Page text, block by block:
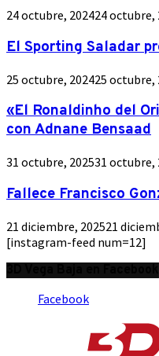
24 octubre, 202424 octubre,
El Sporting Saladar
25 octubre, 202425 octubre,
«El Ronaldinho del
con Adnane Bensaad
31 octubre, 202531 octubre,
Fallece Francisco
21 diciembre, 202521
[instagram-feed num=12]
Facebook